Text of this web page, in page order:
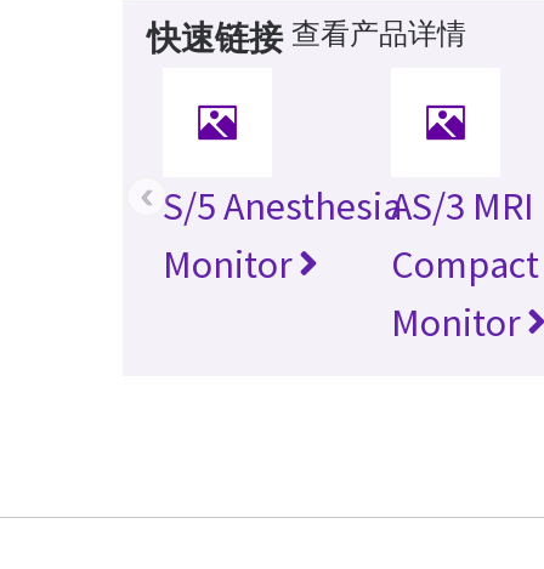
快速链接 查看产品详情
S/5 Anesthesia
Monitor
AS/3 MRI
Compact
Monitor
‹